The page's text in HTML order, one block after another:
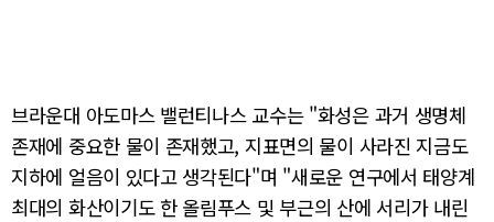
브라운대 아도마스 밸런티나스 교수는 "화성은 과거 생명체
존재에 중요한 물이 존재했고, 지표면의 물이 사라진 지금도
지하에 얼음이 있다고 생각된다"며 "새로운 연구에서 태양계
최대의 화산이기도 한 올림푸스 및 부근의 산에 서리가 내린